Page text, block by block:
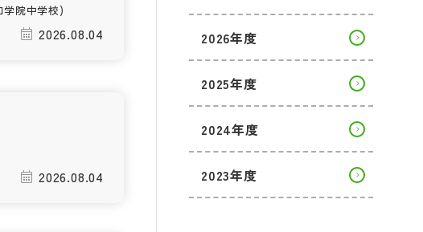
学院中学校)
2026.08.04
2026.08.04
2026年度
2025年度
2024年度
2023年度